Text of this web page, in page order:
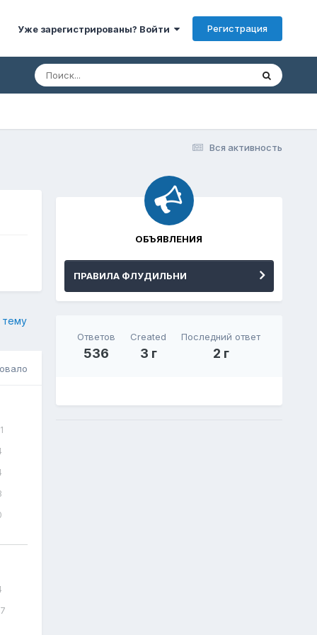
Уже зарегистрированы? Войти Регистрация
Вся активность
ОБЪЯВЛЕНИЯ
ПРАВИЛА ФЛУДИЛЬНИ
Ответов
536
Created
3 г
Последний ответ
2 г